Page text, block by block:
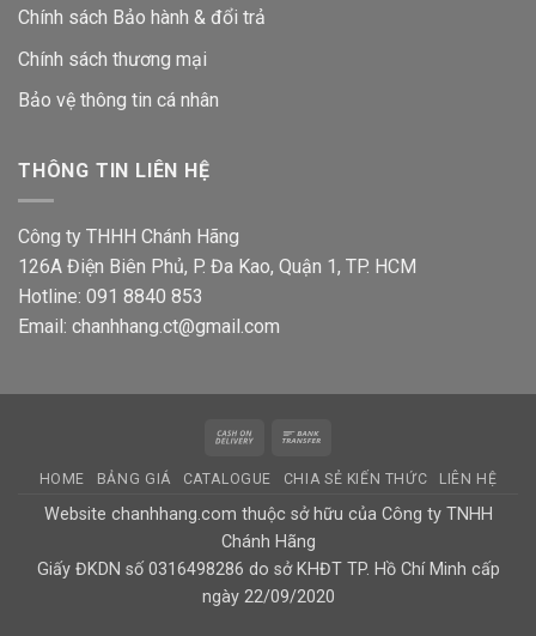
Chính sách Bảo hành & đổi trả
Chính sách thương mại
Bảo vệ thông tin cá nhân
THÔNG TIN LIÊN HỆ
Công ty THHH Chánh Hãng
126A Điện Biên Phủ, P. Đa Kao, Quận 1, TP. HCM
Hotline: 091 8840 853
Email: chanhhang.ct@gmail.com
Cash
Delivery
HOME BẢNG GIÁ CATALOGUE CHIA SẺ KIẾN THỨC LIÊN HỆ
Website chanhhang.com thuộc sở hữu của Công ty TNHH
Chánh Hãng
Giấy ĐKDN số 0316498286 do sở KHĐT TP. Hồ Chí Minh cấp
ngày 22/09/2020